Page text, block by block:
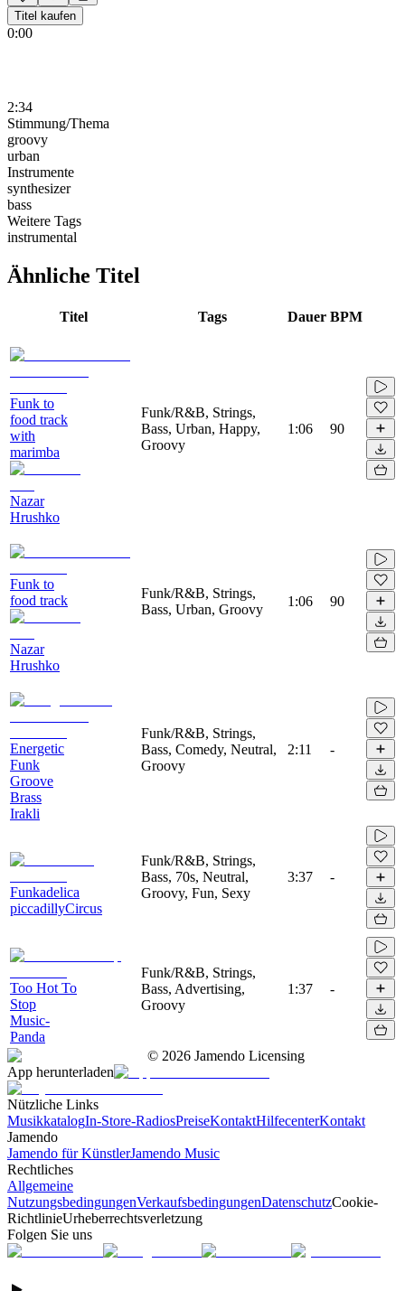
Titel kaufen
0:00
2:34
Stimmung/Thema
groovy
urban
Instrumente
synthesizer
bass
Weitere Tags
instrumental
Ähnliche Titel
Titel Tags Dauer BPM
Funk to
food track
with
marimba
Nazar
Hrushko
Funk/R&B, Strings,
Bass, Urban, Happy,
Groovy
1:06 90
Funk to
food track
Nazar
Hrushko
Funk/R&B, Strings,
Bass, Urban, Groovy
1:06 90
Energetic
Funk
Groove
Brass
Irakli
Funk/R&B, Strings,
Bass, Comedy, Neutral,
Groovy
2:11 -
Funkadelica
piccadillyCircus
Funk/R&B, Strings,
Bass, 70s, Neutral,
Groovy, Fun, Sexy
3:37 -
Too Hot To
Stop
Music-
Panda
Funk/R&B, Strings,
Bass, Advertising,
Groovy
1:37 -
© 2026 Jamendo Licensing
App herunterladen
Nützliche Links
MusikkatalogIn-Store-RadiosPreiseKontaktHilfecenterKontakt
Jamendo
Jamendo für KünstlerJamendo Music
Rechtliches
Allgemeine
NutzungsbedingungenVerkaufsbedingungenDatenschutzCookie-
RichtlinieUrheberrechtsverletzung
Folgen Sie uns